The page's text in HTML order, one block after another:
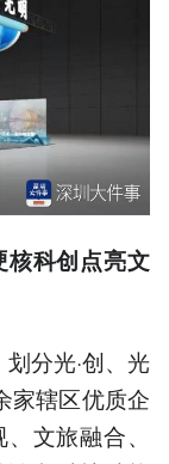
核科创点亮文
分光·创、光
家辖区优质企
文旅融合、